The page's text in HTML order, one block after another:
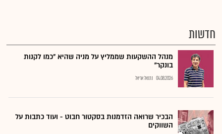
חדשות
מנהל ההשקעות שממליץ על מניה שהיא "כמו לקנות
בונקר"
04.08.2026 נתנאל אריאל
הבכיר שרואה הזדמנות בסקטור חבוט - ועוד כתבות על
השווקים